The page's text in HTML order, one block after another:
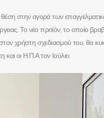
θέση στην αγορά των
Το νέο προϊόν, το οποίο
χρήστη σχεδιασμού του, θα
οι Η.Π.Α τον Ιούλιο.